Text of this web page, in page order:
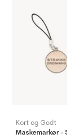
Kort og Godt